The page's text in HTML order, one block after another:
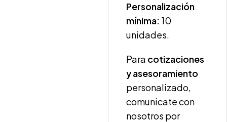
Personalización
mínima: 10
unidades.
Para cotizaciones
y asesoramiento
personalizado,
comunicate con
nosotros por